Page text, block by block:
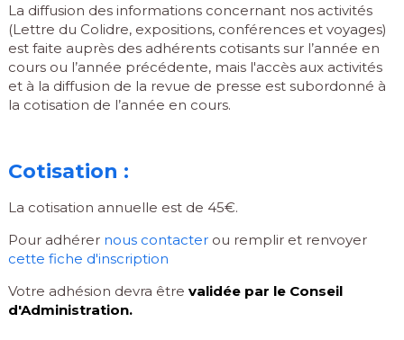
La diffusion des informations concernant nos activités
(Lettre du Colidre, expositions, conférences et voyages)
est faite auprès des adhérents cotisants sur l’année en
cours ou l’année précédente, mais l'accès aux activités
et à la diffusion de la revue de presse est subordonné à
la cotisation de l’année en cours.
Cotisation :
La cotisation annuelle est de 45€.
Pour adhérer nous contacterou remplir et renvoyer
cette fiche d'inscription
Votre adhésion devra être validée par le Conseil
d'Administration.